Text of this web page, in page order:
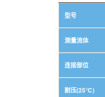
型号
测量流体
连接部位
耐压(25℃)